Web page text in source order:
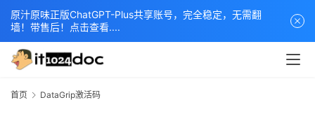
首页 DataGrip激活码
原汁原味正版ChatGPT-Plus共享账号，完全稳定，无需翻
墙！带售后！点击查看....